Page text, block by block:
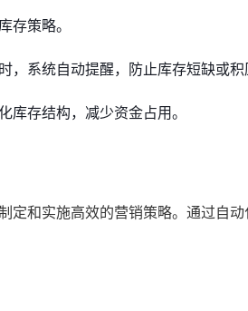
存策略。
，系统自动提醒，防止库存短缺或积
库存结构，减少资金占用。
定和实施高效的营销策略。通过自